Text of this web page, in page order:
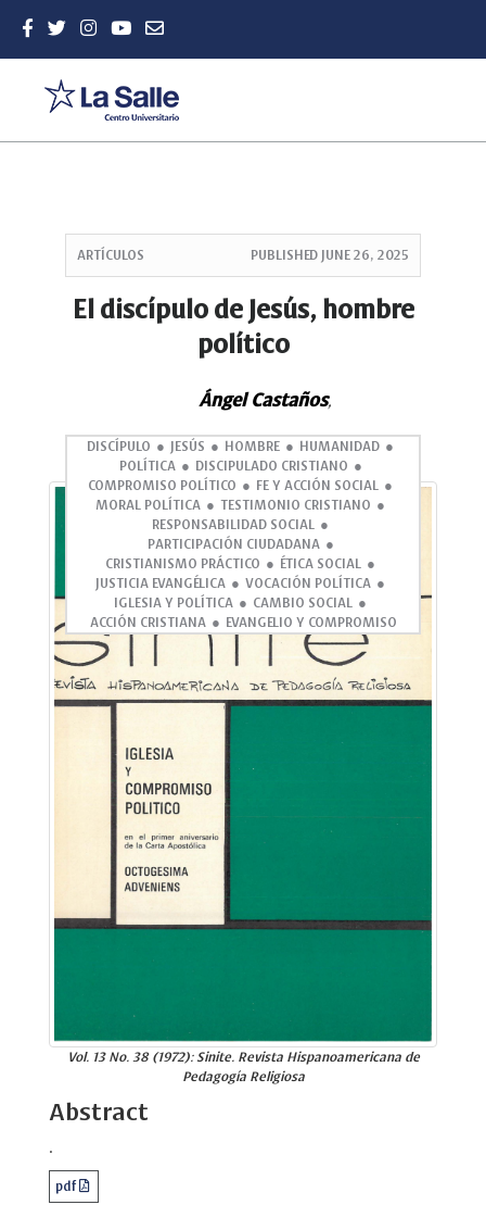
Sidebar
ARTÍCULOS PUBLISHED JUNE 26, 2025
El discípulo de Jesús, hombre
político
Ángel Castaños,
DISCÍPULO JESÚS HOMBRE
HUMANIDAD
POLÍTICA
DISCIPULADO CRISTIANO
COMPROMISO POLÍTICO
FE Y ACCIÓN SOCIAL
MORAL POLÍTICA
TESTIMONIO CRISTIANO
RESPONSABILIDAD SOCIAL
PARTICIPACIÓN CIUDADANA
CRISTIANISMO PRÁCTICO
ÉTICA SOCIAL
JUSTICIA EVANGÉLICA
VOCACIÓN POLÍTICA
IGLESIA Y POLÍTICA
CAMBIO SOCIAL
ACCIÓN CRISTIANA
EVANGELIO Y COMPROMISO
Vol. 13 No. 38 (1972): Sinite. Revista Hispanoamericana de
Pedagogía Religiosa
Abstract
.
pdf